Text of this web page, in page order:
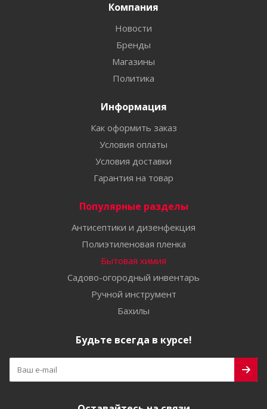
Компания
Новости
Бренды
Магазины
Политика
Информация
Как оформить заказ
Условия оплаты
Условия доставки
Гарантия на товар
Популярные разделы
Антисептики и дизенфекция
Полиэтиленовая пленка
Бытовая химия
Садово-огородный инвентарь
Ручной инструмент
Бахилы
Будьте всегда в курсе!